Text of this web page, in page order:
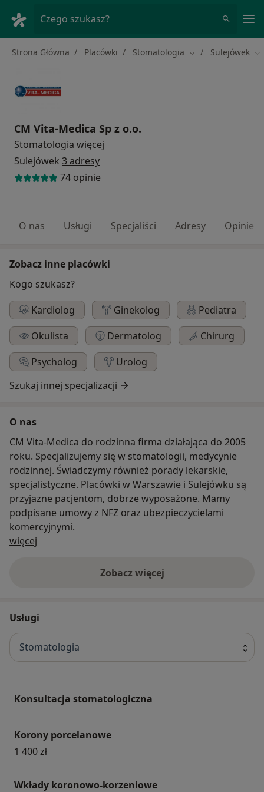
Czego szukasz?
Strona Główna Placówki Stomatologia Zmień miasto
Sulejówek
CM Vita-Medica Sp z o.o.
Stomatologia więcej
Sulejówek 3 adresy
74 opinie
O nas Usługi Specjaliści Adresy Opinie
Zobacz inne placówki
Kogo szukasz?
Kardiolog
Ginekolog
Pediatra
Okulista
Dermatolog
Chirurg
Psycholog
Urolog
Szukaj innej specjalizacji
O nas
CM Vita-Medica do rodzinna firma działająca do 2005
roku. Specjalizujemy się w stomatologii, medycynie
rodzinnej. Świadczymy również porady lekarskie,
specjalistyczne. Placówki w Warszawie i Sulejówku są
przyjazne pacjentom, dobrze wyposażone. Mamy
podpisane umowy z NFZ oraz ubezpieczycielami
komercyjnymi.
więcej
Zobacz więcej
Usługi
Stomatologia
Konsultacja stomatologiczna
Korony porcelanowe
1 400 zł
Wkłady koronowo-korzeniowe